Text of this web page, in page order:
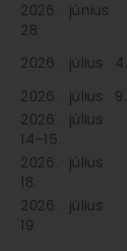
2026. június
28.
2026. július 4.
2026. július 9.
2026. július
14–15.
2026. július
18.
2026. július
19.